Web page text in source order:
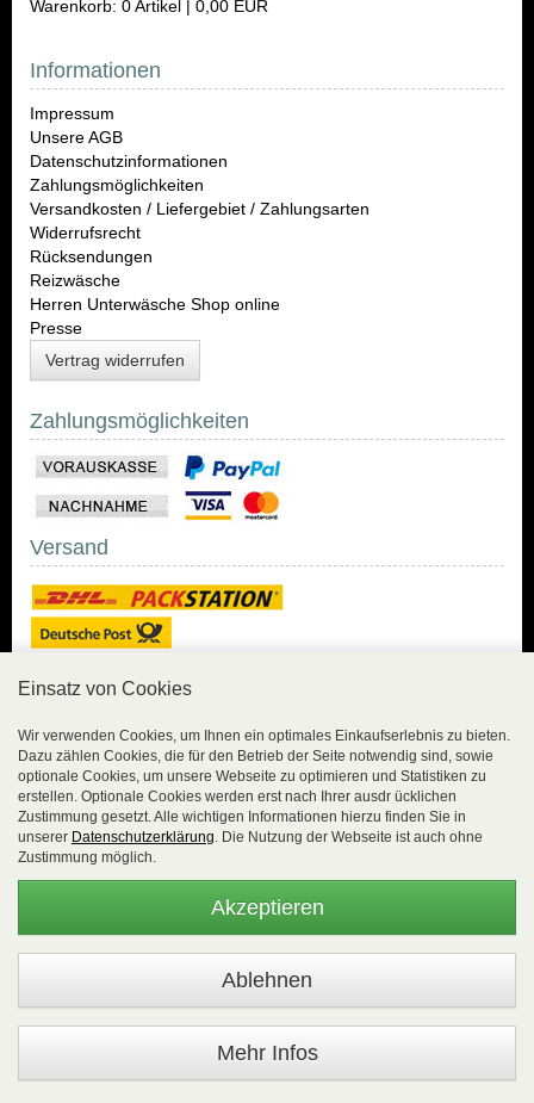
Warenkorb: 0 Artikel | 0,00 EUR
Informationen
Impressum
Unsere AGB
Datenschutzinformationen
Zahlungsmöglichkeiten
Versandkosten / Liefergebiet / Zahlungsarten
Widerrufsrecht
Rücksendungen
Reizwäsche
Herren Unterwäsche Shop online
Presse
Vertrag widerrufen
Zahlungsmöglichkeiten
Versand
Sicher Einkaufen mit
Trusted Shops und
Geld-zurück-Garantie.
lückenlos verschlüsselt
übertragen.
Die Shop-Server sind PCI-zertifiziert.
+49 (0)2654 8839818 - Fax: 02654 883 9820 -
Einsatz von Cookies
Wir verwenden Cookies, um Ihnen ein optimales Einkaufserlebnis zu bieten.
Dazu zählen Cookies, die für den Betrieb der Seite notwendig sind, sowie
optionale Cookies, um unsere Webseite zu optimieren und Statistiken zu
erstellen. Optionale Cookies werden erst nach Ihrer ausdr ücklichen
Zustimmung gesetzt. Alle wichtigen Informationen hierzu finden Sie in
unserer Datenschutzerklärung. Die Nutzung der Webseite ist auch ohne
Zustimmung möglich.
Akzeptieren
Mehr Infos